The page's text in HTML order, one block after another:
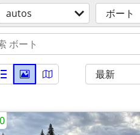
autos ボート
最新